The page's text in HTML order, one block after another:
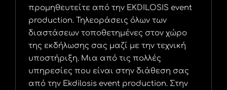
προμηθευτείτε από την EKDILOSIS event
production. Τηλεοράσεις όλων των
διαστάσεων τοποθετημένες στον χώρο
της εκδήλωσης σας μαζί με την τεχνική
υποστήριξη. Μια από τις πολλές
υπηρεσίες που είναι στην διάθεση σας
από την Ekdilosis event production. Στην